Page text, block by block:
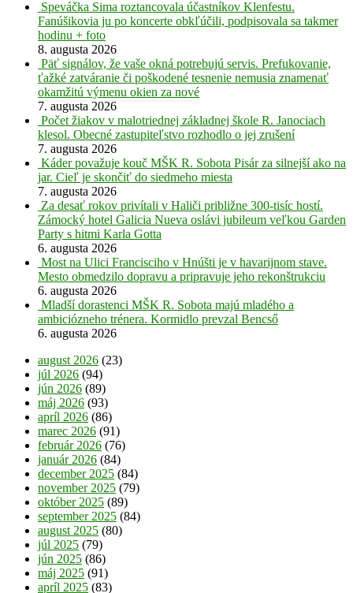
Speváčka Sima roztancovala účastníkov Klenfestu.
Fanúšikovia ju po koncerte obkľúčili, podpisovala sa takmer
hodinu + foto
8. augusta 2026
Päť signálov, že vaše okná potrebujú servis. Prefukovanie,
ťažké zatváranie či poškodené tesnenie nemusia znamenať
okamžitú výmenu okien za nové
7. augusta 2026
Počet žiakov v malotriednej základnej škole R. Janociach
klesol. Obecné zastupiteľstvo rozhodlo o jej zrušení
7. augusta 2026
Káder považuje kouč MŠK R. Sobota Pisár za silnejší ako na
jar. Cieľ je skončiť do siedmeho miesta
7. augusta 2026
Za desať rokov privítali v Haliči približne 300-tisíc hostí.
Zámocký hotel Galicia Nueva oslávi jubileum veľkou Garden
Party s hitmi Karla Gotta
6. augusta 2026
Most na Ulici Francisciho v Hnúšti je v havarijnom stave.
Mesto obmedzilo dopravu a pripravuje jeho rekonštrukciu
6. augusta 2026
Mladší dorastenci MŠK R. Sobota majú mladého a
ambiciózneho trénera. Kormidlo prevzal Bencső
6. augusta 2026
august 2026 (23)
júl 2026 (94)
jún 2026 (89)
máj 2026 (93)
apríl 2026 (86)
marec 2026 (91)
február 2026 (76)
január 2026 (84)
december 2025 (84)
november 2025 (79)
október 2025 (89)
september 2025 (84)
august 2025 (80)
júl 2025 (79)
jún 2025 (86)
máj 2025 (91)
apríl 2025 (83)